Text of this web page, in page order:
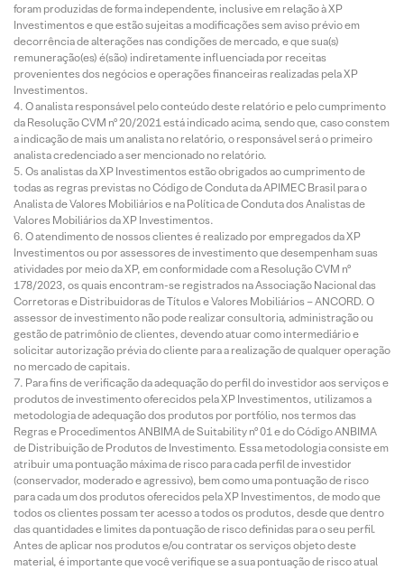
foram produzidas de forma independente, inclusive em relação à XP
Investimentos e que estão sujeitas a modificações sem aviso prévio em
decorrência de alterações nas condições de mercado, e que sua(s)
remuneração(es) é(são) indiretamente influenciada por receitas
provenientes dos negócios e operações financeiras realizadas pela XP
Investimentos.
O analista responsável pelo conteúdo deste relatório e pelo cumprimento
da Resolução CVM nº 20/2021 está indicado acima, sendo que, caso constem
a indicação de mais um analista no relatório, o responsável será o primeiro
analista credenciado a ser mencionado no relatório.
Os analistas da XP Investimentos estão obrigados ao cumprimento de
todas as regras previstas no Código de Conduta da APIMEC Brasil para o
Analista de Valores Mobiliários e na Política de Conduta dos Analistas de
Valores Mobiliários da XP Investimentos.
O atendimento de nossos clientes é realizado por empregados da XP
Investimentos ou por assessores de investimento que desempenham suas
atividades por meio da XP, em conformidade com a Resolução CVM nº
178/2023, os quais encontram-se registrados na Associação Nacional das
Corretoras e Distribuidoras de Títulos e Valores Mobiliários – ANCORD. O
assessor de investimento não pode realizar consultoria, administração ou
gestão de patrimônio de clientes, devendo atuar como intermediário e
solicitar autorização prévia do cliente para a realização de qualquer operação
no mercado de capitais.
Para fins de verificação da adequação do perfil do investidor aos serviços e
produtos de investimento oferecidos pela XP Investimentos, utilizamos a
metodologia de adequação dos produtos por portfólio, nos termos das
Regras e Procedimentos ANBIMA de Suitability nº 01 e do Código ANBIMA
de Distribuição de Produtos de Investimento. Essa metodologia consiste em
atribuir uma pontuação máxima de risco para cada perfil de investidor
(conservador, moderado e agressivo), bem como uma pontuação de risco
para cada um dos produtos oferecidos pela XP Investimentos, de modo que
todos os clientes possam ter acesso a todos os produtos, desde que dentro
das quantidades e limites da pontuação de risco definidas para o seu perfil.
Antes de aplicar nos produtos e/ou contratar os serviços objeto deste
material, é importante que você verifique se a sua pontuação de risco atual